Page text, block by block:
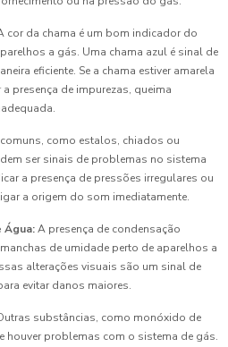
cor da chama é um bom indicador do
a gás. Uma chama azul é sinal de
eficiente. Se a chama estiver amarela
presença de impurezas, queima
como estalos, chiados ou
ser sinais de problemas no sistema
a presença de pressões irregulares ou
a origem do som imediatamente.
Água:A presença de condensação
de umidade perto de aparelhos a
alterações visuais são um sinal de
evitar danos maiores.
substâncias, como monóxido de
houver problemas com o sistema de gás.